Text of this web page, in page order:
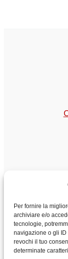
Per fornire la
archiviare e/o
tecnologie,
navigazione o gli
revochi il tuo
determinate